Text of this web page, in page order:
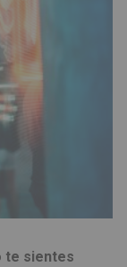
te sientes